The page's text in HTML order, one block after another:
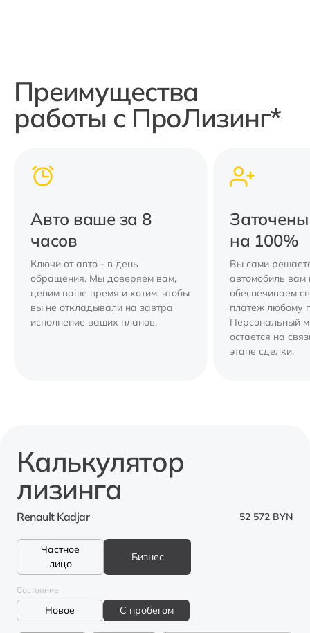
Преимущества
работы с ПроЛизинг*
Авто ваше за 8
часов
Ключи от авто - в день
обращения. Мы доверяем вам,
ценим ваше время и хотим, чтобы
вы не откладывали на завтра
исполнение ваших планов.
на 100%
Вы сами
автомобиль
обеспечиваем
платеж любому
Персональный
остается на
этапе сделки.
Калькулятор
лизинга
Renault Kadjar 52 572 BYN
Частное
лицо
Бизнес
Состояние
Новое С пробегом